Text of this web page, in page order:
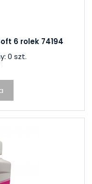
6 rolek 74194
0 szt.